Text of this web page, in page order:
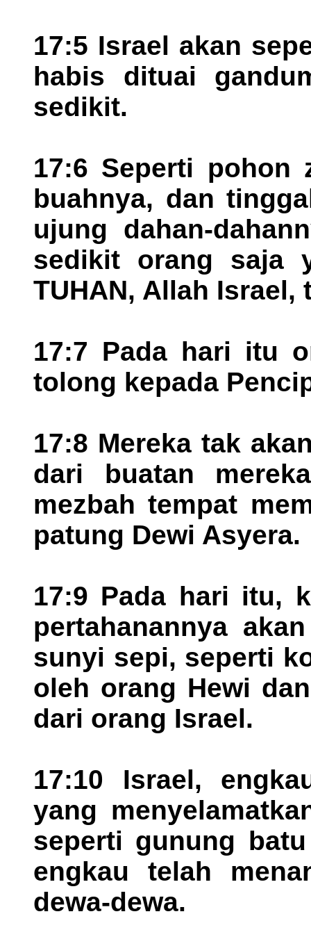
17:5 Israel akan
habis dituai
sedikit.
17:6 Seperti pohon
buahnya, dan
ujung dahan-
sedikit orang saja
TUHAN, Allah Israel,
17:7 Pada hari itu
tolong kepada
17:8 Mereka tak
dari buatan
mezbah tempat
patung Dewi Asyera.
17:9 Pada hari itu,
pertahanannya
sunyi sepi, seperti
oleh orang Hewi
dari orang Israel.
17:10 Israel,
yang
seperti gunung
engkau telah
dewa-dewa.